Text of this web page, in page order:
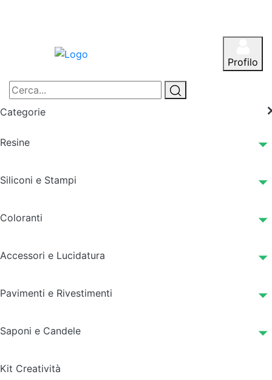
Profilo
Categorie
Resine
Siliconi e Stampi
Coloranti
Accessori e Lucidatura
Pavimenti e Rivestimenti
Saponi e Candele
Kit Creatività